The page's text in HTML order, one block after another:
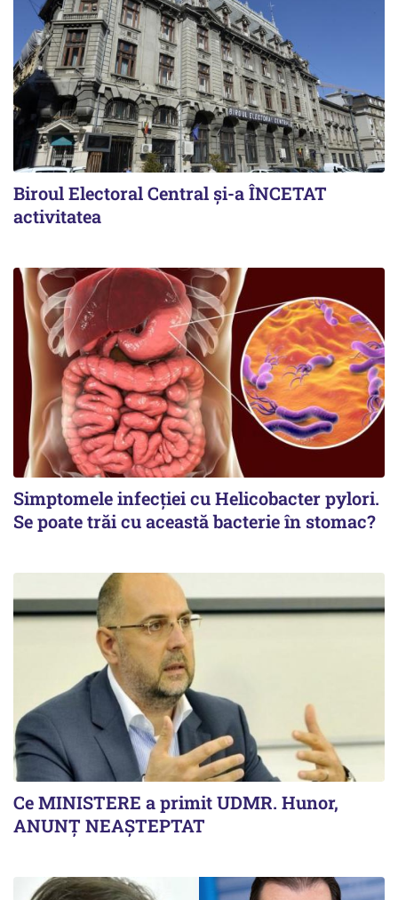
Biroul Electoral Central și-a ÎNCETAT
activitatea
Simptomele infecției cu Helicobacter pylori.
Se poate trăi cu această bacterie în stomac?
Ce MINISTERE a primit UDMR. Hunor,
ANUNȚ NEAȘTEPTAT